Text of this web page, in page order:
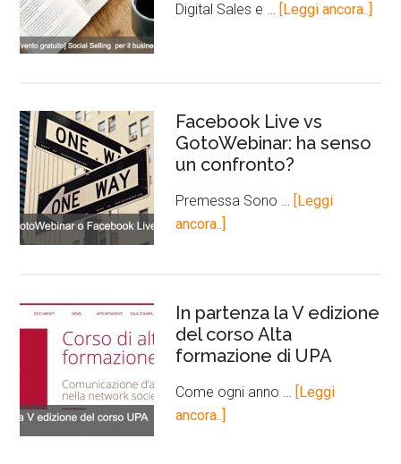
Digital Sales e … [Leggi ancora..]
Facebook Live vs
GotoWebinar: ha senso
un confronto?
Premessa Sono …
[Leggi
ancora..]
In partenza la V edizione
del corso Alta
formazione di UPA
Come ogni anno …
[Leggi
ancora..]